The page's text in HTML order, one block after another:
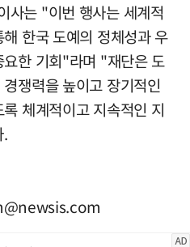
사는 "이번 행사는 세계적
한국 도예의 정체성과 우
한 기회"라며 "재단은 도
쟁력을 높이고 장기적인
체계적이고 지속적인 지
.